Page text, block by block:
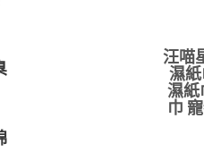
汪喵
濕
濕紙
巾